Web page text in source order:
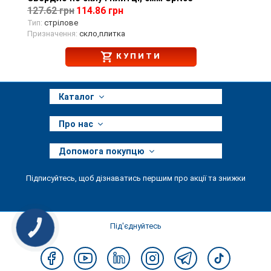
127.62 грн 114.86 грн
Тип: стрілове
Призначення: скло,плитка
КУПИТИ
Каталог
Про нас
Допомога покупцю
Підписуйтесь, щоб дізнаватись першим про акції та знижки
Під'єднуйтесь
КНОПКА
ЗВ'ЯЗКУ